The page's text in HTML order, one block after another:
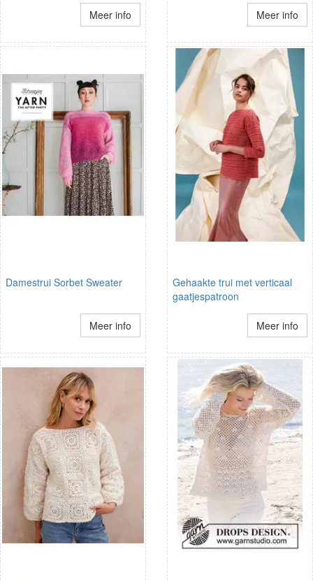
Meer info Meer info
Damestrui Sorbet Sweater
Meer info
Gehaakte trui met verticaal
gaatjespatroon
Meer info